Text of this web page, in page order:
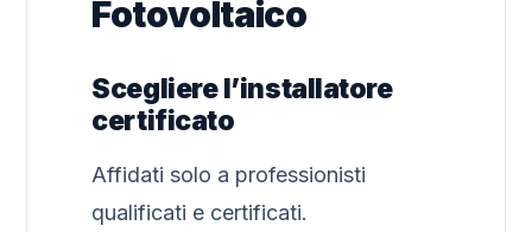
Fotovoltaico
Scegliere l’installatore
certificato
Affidati solo a professionisti
qualificati e certificati.